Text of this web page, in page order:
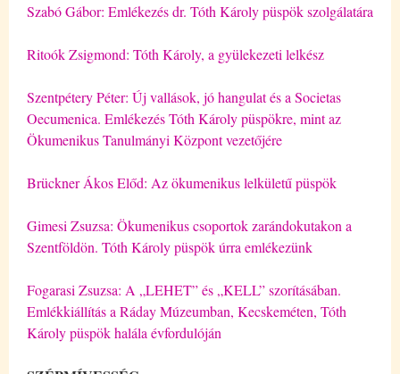
Szabó Gábor: Emlékezés dr. Tóth Károly püspök szolgálatára
Ritoók Zsigmond: Tóth Károly, a gyülekezeti lelkész
Szentpétery Péter: Új vallások, jó hangulat és a Societas
Oecumenica. Emlékezés Tóth Károly püspökre, mint az
Ökumenikus Tanulmányi Központ vezetőjére
Brückner Ákos Előd: Az ökumenikus lelkületű püspök
Gimesi Zsuzsa: Ökumenikus csoportok zarándokutakon a
Szentföldön. Tóth Károly püspök úrra emlékezünk
Fogarasi Zsuzsa: A „LEHET” és „KELL” szorításában.
Emlékkiállítás a Ráday Múzeumban, Kecskeméten, Tóth
Károly püspök halála évfordulóján